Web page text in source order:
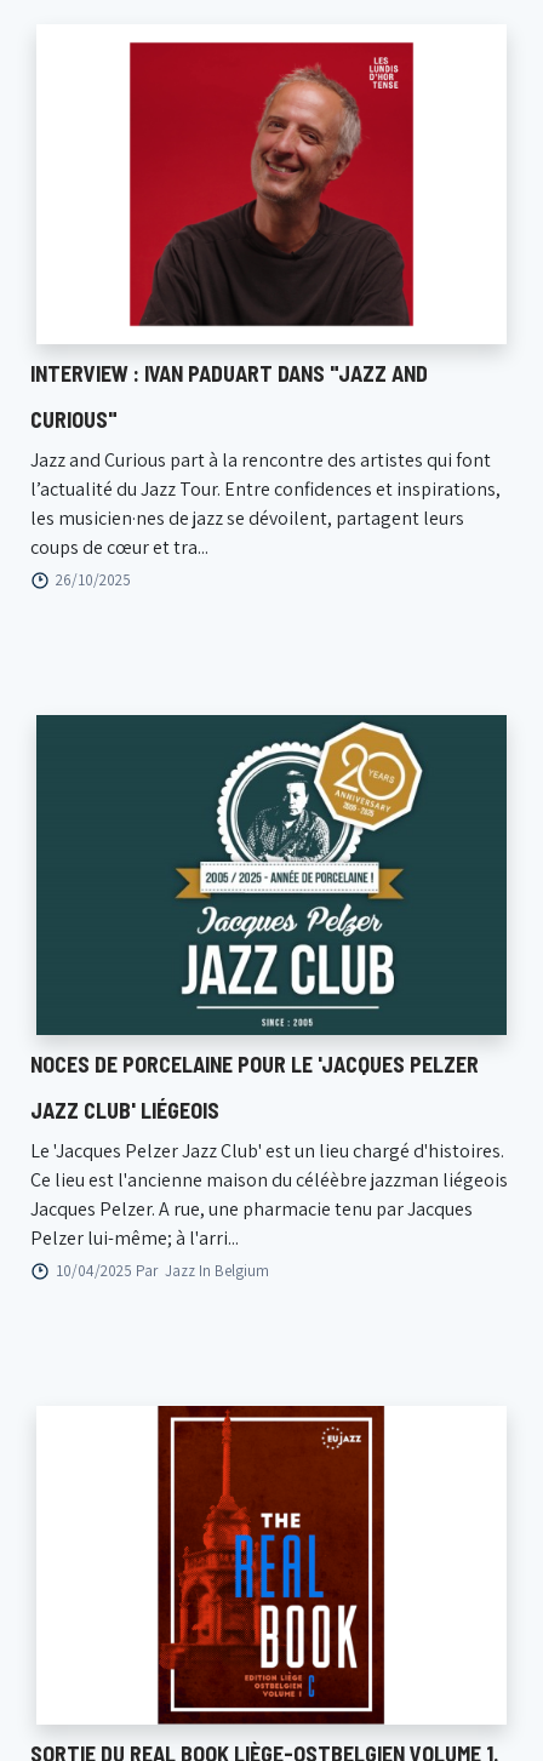
INTERVIEW : IVAN PADUART DANS "JAZZ AND
CURIOUS"
Jazz and Curious part à la rencontre des artistes qui font
l’actualité du Jazz Tour. Entre confidences et inspirations,
les musicien·nes de jazz se dévoilent, partagent leurs
coups de cœur et tra...
26/10/2025
NOCES DE PORCELAINE POUR LE 'JACQUES PELZER
JAZZ CLUB' LIÉGEOIS
Le 'Jacques Pelzer Jazz Club' est un lieu chargé d'histoires.
Ce lieu est l'ancienne maison du céléèbre jazzman liégeois
Jacques Pelzer. A rue, une pharmacie tenu par Jacques
Pelzer lui-même; à l'arri...
10/04/2025 Par Jazz In Belgium
SORTIE DU REAL BOOK LIÈGE-OSTBELGIEN VOLUME 1.